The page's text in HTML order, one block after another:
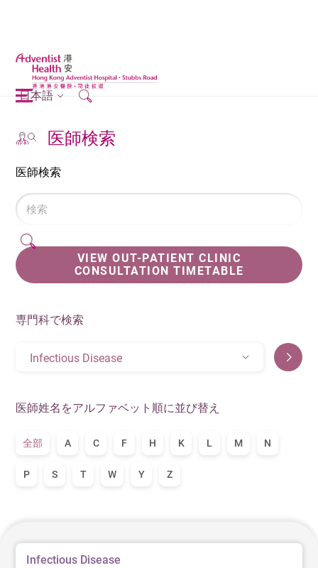
日本語
医師検索
医師検索
VIEW OUT-PATIENT CLINIC
CONSULTATION TIMETABLE
専門科で検索
Infectious Disease
医師姓名をアルファベット順に並び替え
全部 A C F H K L M N
P S T W Y Z
Infectious Disease